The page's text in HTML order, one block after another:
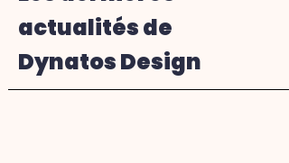
actualités de
Dynatos Design